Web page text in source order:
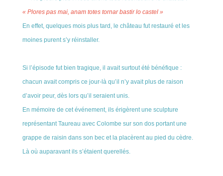
« Plores pas mai, anam totes tornar bastir lo castel »
En effet, quelques mois plus tard, le château fut restauré et les
moines purent s’y réinstaller.
Si l’épisode fut bien tragique, il avait surtout été bénéfique :
chacun avait compris ce jour-là qu’il n’y avait plus de raison
d’avoir peur, dès lors qu’il seraient unis.
En mémoire de cet événement, ils érigèrent une sculpture
représentant Taureau avec Colombe sur son dos portant une
grappe de raisin dans son bec et la placèrent au pied du cèdre.
Là où auparavant ils s’étaient querellés.